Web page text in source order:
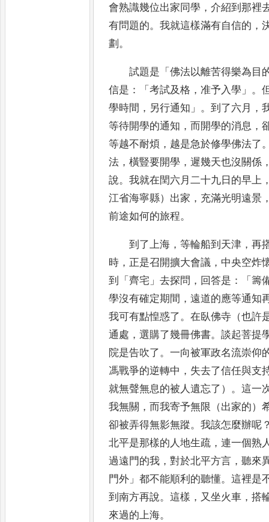
會熟識幾位出家同學 ，介紹到那裡
有問題的。我就這樣滿有自信的 ，
劃 。
試題是 「佛法以離苦得樂為目
信是 ： 「考試及格 ，准予入學 」 。
學時間 ， 另行通知 」 。到了六月 ，
等待開學的通知 ， 而開學的消息 ，
等越不耐煩 ， 越是急於修學佛法了
法 ，橫豎要開學 ，遲幾天也沒關係
說。我就在閏六月二十九日的早上
江省海寧縣）出家 ， 充滿光明遠景
前途如何的旅程。
到了上海 ，等輪船到天津 ，再
時 ， 正是召開擴大會議 ， 中央空炸
到
「齊宅 」去探問 ， 回答是 ： 「籌
學沒有確定期間 ，遠道的應等通知
我可有點惶惑了。在臥佛寺（也許
通處 ，選購了幾冊佛書。談起菩提
院是告吹了。一向被軍政名流崇仰
馮戰爭的逆轉中 ， 失去了信任與支
就無聲無息的被人遺忘了） 。這一
我無關 ， 而我寄予無限（出家的）
卻被弄得無影無蹤。我該怎麼辦呢
北平是那樣的人地生疏 ，連一個熟
過遠門的我 ，對於北平方言 ，聽來
門外 」都不能順利的聽懂。這裡是
到南方再說。這樣 ， 又坐火車 ，搭
來過的上海。